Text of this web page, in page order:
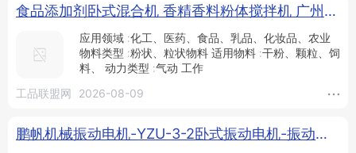
食品添加剂卧式混合机 香精香料粉体搅拌机 广州远杨_供应产品_广州远杨机械设备有限公司
应用领域 :化工、医药、食品、乳品、化妆品、农业
物料类型 :粉状、粒状物料 适用物料 :干粉、颗粒、饲
料、 动力类型 :气动 工作
工品联盟网
2026-08-09
鹏帆机械振动电机-YZU-3-2卧式振动电机-振动电机_供应产品_新乡市鹏帆机械设备有限公司